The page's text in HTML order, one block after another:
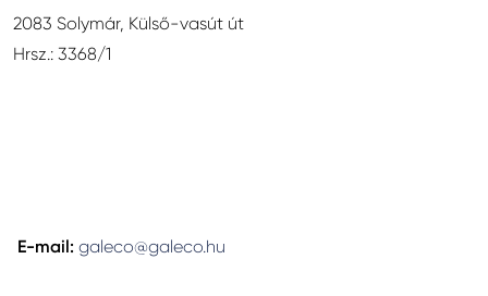
2083 Solymár, Külső-vasút út
Hrsz.: 3368/1
E-mail: galeco@galeco.hu